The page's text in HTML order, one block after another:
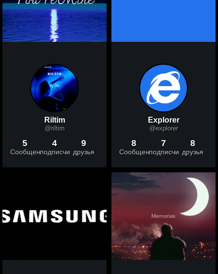
Riltim
@riltim
5
Сообщений
4
подписчики
9
друзья
Explorer
@explorer
8
Сообщений
7
подписчики
8
друзья